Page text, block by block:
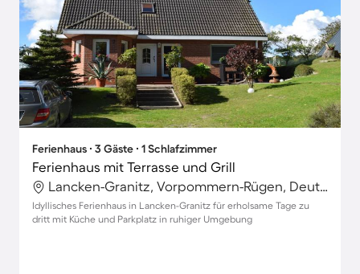
Ferienhaus ∙ 3 Gäste ∙ 1 Schlafzimmer
Ferienhaus mit Terrasse und Grill
Lancken-Granitz, Vorpommern-Rügen, Deutschland
Idyllisches Ferienhaus in Lancken-Granitz für erholsame Tage zu
dritt mit Küche und Parkplatz in ruhiger Umgebung